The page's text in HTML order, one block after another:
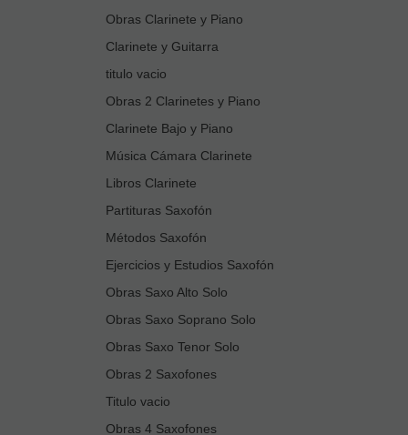
Obras Clarinete y Piano
Clarinete y Guitarra
titulo vacio
Obras 2 Clarinetes y Piano
Clarinete Bajo y Piano
Música Cámara Clarinete
Libros Clarinete
Partituras Saxofón
Métodos Saxofón
Ejercicios y Estudios Saxofón
Obras Saxo Alto Solo
Obras Saxo Soprano Solo
Obras Saxo Tenor Solo
Obras 2 Saxofones
Titulo vacio
Obras 4 Saxofones